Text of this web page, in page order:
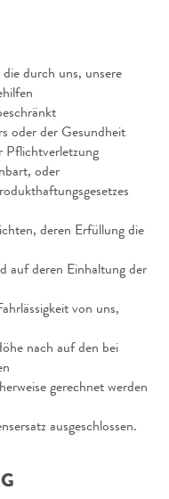
durch uns, unsere
oder der Gesundheit
Pflichtverletzung
oder
deren Erfüllung die
auf deren Einhaltung der
von uns,
nach auf den bei
gerechnet werden
ausgeschlossen.